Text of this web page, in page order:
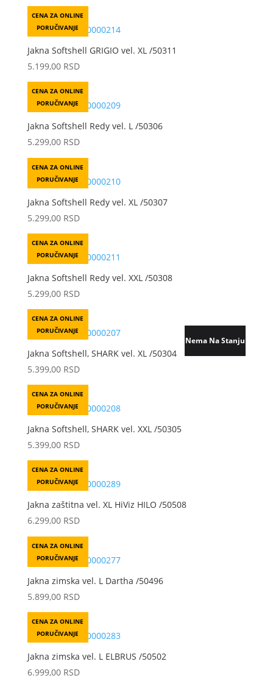
CENA ZA ONLINE
PORUČIVANJE
Jakna Softshell GRIGIO vel. XL /50311
5.199,00 RSD
CENA ZA ONLINE
PORUČIVANJE
Jakna Softshell Redy vel. L /50306
5.299,00 RSD
CENA ZA ONLINE
PORUČIVANJE
Jakna Softshell Redy vel. XL /50307
5.299,00 RSD
CENA ZA ONLINE
PORUČIVANJE
Jakna Softshell Redy vel. XXL /50308
5.299,00 RSD
CENA ZA ONLINE
PORUČIVANJE
Nema Na Stanju
Jakna Softshell, SHARK vel. XL /50304
5.399,00 RSD
CENA ZA ONLINE
PORUČIVANJE
Jakna Softshell, SHARK vel. XXL /50305
5.399,00 RSD
CENA ZA ONLINE
PORUČIVANJE
Jakna zaštitna vel. XL HiViz HILO /50508
6.299,00 RSD
CENA ZA ONLINE
PORUČIVANJE
Jakna zimska vel. L Dartha /50496
5.899,00 RSD
CENA ZA ONLINE
PORUČIVANJE
Jakna zimska vel. L ELBRUS /50502
6.999,00 RSD